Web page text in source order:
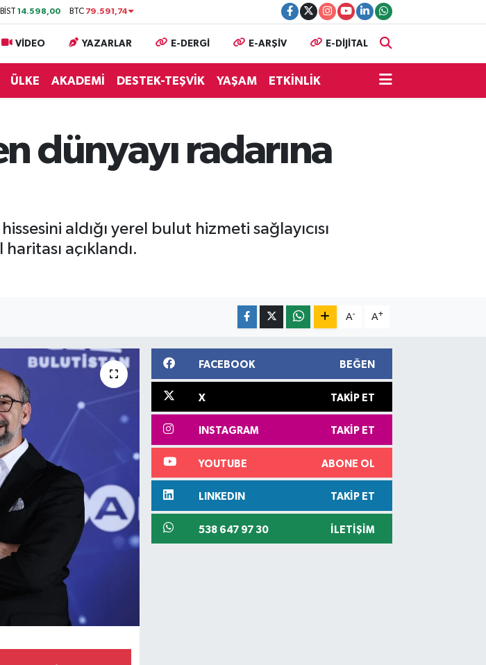
BİST14.598,00 BTC 79.591,74
VİDEO YAZARLAR E-DERGİ E-ARŞİV E-DİJİTAL
ÜLKE AKADEMİ DESTEK-TEŞVİK YAŞAM ETKİNLİK
dünyayı radarına
aldığı yerel bulut hizmeti sağlayıcısı
açıklandı.
A- A+
FACEBOOK BEĞEN
X TAKIP ET
INSTAGRAM TAKIP ET
YOUTUBE ABONE OL
LINKEDIN TAKIP ET
538 647 97 30 İLETIŞIM